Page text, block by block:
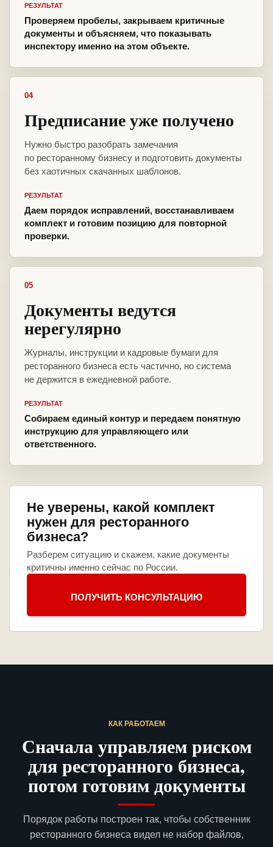
РЕЗУЛЬТАТ
Проверяем пробелы, закрываем критичные
документы и объясняем, что показывать
инспектору именно на этом объекте.
04
Предписание уже получено
Нужно быстро разобрать замечания
по ресторанному бизнесу и подготовить документы
без хаотичных скачанных шаблонов.
РЕЗУЛЬТАТ
Даем порядок исправлений, восстанавливаем
комплект и готовим позицию для повторной
проверки.
05
Документы ведутся
нерегулярно
Журналы, инструкции и кадровые бумаги для
ресторанного бизнеса есть частично, но система
не держится в ежедневной работе.
РЕЗУЛЬТАТ
Собираем единый контур и передаем понятную
инструкцию для управляющего или
ответственного.
Не уверены, какой комплект
нужен для ресторанного
бизнеса?
Разберем ситуацию и скажем, какие документы
критичны именно сейчас по России.
ПОЛУЧИТЬ КОНСУЛЬТАЦИЮ
КАК РАБОТАЕМ
Сначала управляем риском
для ресторанного бизнеса,
потом готовим документы
Порядок работы построен так, чтобы собственник
ресторанного бизнеса видел не набор файлов,